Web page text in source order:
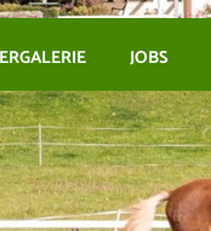
- MenüJOBS